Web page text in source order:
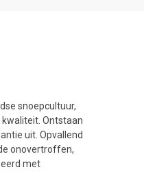
snoepcultuur,
Ontstaan
uit. Opvallend
onovertroffen,
met